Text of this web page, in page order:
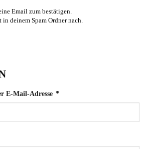
Email zum bestätigen.
deinem Spam Ordner nach.
E-Mail-Adresse *Erforderlich